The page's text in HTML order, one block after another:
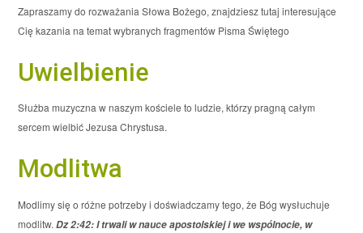
Zapraszamy do rozważania Słowa Bożego, znajdziesz tutaj interesujące
Cię kazania na temat wybranych fragmentów Pisma Świętego
Uwielbienie
Służba muzyczna w naszym kościele to ludzie, którzy pragną całym
sercem wielbić Jezusa Chrystusa.
Modlitwa
Modlimy się o różne potrzeby i doświadczamy tego, że Bóg wysłuchuje
modlitw. Dz 2:42: I trwali w nauce apostolskiej i we wspólnocie, w